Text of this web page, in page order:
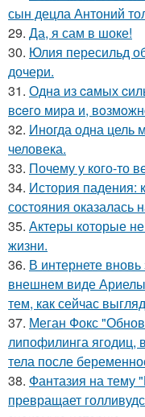
сын децла Антоний
29. Да, я сам в шоке!
30. Юлия пересильд
дочери.
31. Однa из caмых
вceгo миpa и,
32. Иногда одна цель
человека.
33. Почему у кого-то
34. История падения:
состояния оказалась
35. Актеры которые
жизни.
36. В интернете
внешнем виде
тем, как сейчас
37. Меган Фокс
липофилинга ягодиц,
тела после
38. Фантазия на тему
превращает